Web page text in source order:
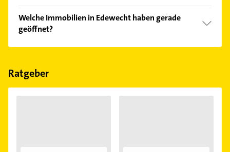
Kundenmeinungen und profitieren Sie von den
Empfehlungen. Die Suchergebnisse können Sie sich
einfach nachBewertungensortiert anzeigen lassen.
Welche Immobilien in Edewecht haben gerade
geöffnet?
Im Anbieter-Bereich finden Sie alleÖffnungszeiten.
Feiertagen abweichen können.
Ratgeber